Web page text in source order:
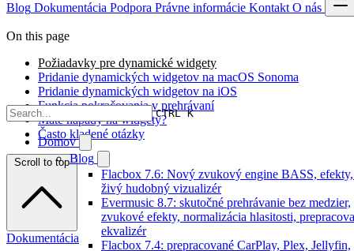
Blog Dokumentácia Podpora Právne informácie Kontakt O nás
CTRL K
Domov
Blog
Flacbox 7.6: Nový zvukový engine BASS,
živý hudobný vizualizér
Evermusic 8.7: skutočné prehrávanie bez medzier,
zvukové efekty, normalizácia hlasitosti,
ekvalizér
Flacbox 7.4: prepracované CarPlay, Plex, Jellyfin,
On this page
Požiadavky pre dynamické widgety
Pridanie dynamických widgetov na macOS Sonoma
Pridanie dynamických widgetov na iOS
Funkcia pokračovania v prehrávaní
Máte nápady na widgety?
Často kladené otázky
Scroll to top
Dokumentácia